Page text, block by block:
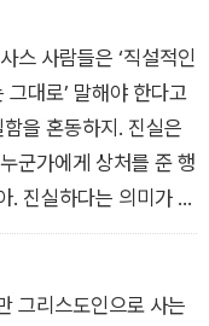
스 사람들은 ‘직설적인
그대로’ 말해야 한다고
을 혼동하지. 진실은
군가에게 상처를 준 행
. 진실하다는 의미가 해
아니거든. 우리는 해
일
그리스도인으로 사는